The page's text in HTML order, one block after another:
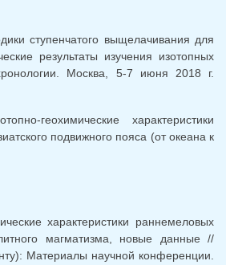
ступенчатого выщелачивания для
результаты изучения изотопных
Москва, 5-7 июня 2018 г.
геохимические характеристики
подвижного пояса (от океана к
характеристики раннемеловых
магматизма, новые данные //
Материалы научной конференции.